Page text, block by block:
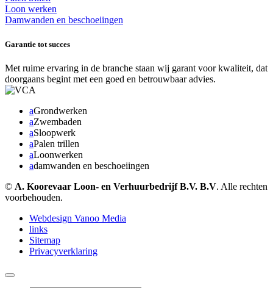
Loon werken
Damwanden en beschoeiingen
Garantie tot succes
Met ruime ervaring in de branche staan wij garant voor kwaliteit, dat
doorgaans begint met een goed en betrouwbaar advies.
aGrondwerken
aZwembaden
aSloopwerk
aPalen trillen
aLoonwerken
adamwanden en beschoeiingen
© A. Koorevaar Loon- en Verhuurbedrijf B.V. B.V. Alle rechten
voorbehouden.
Webdesign Vanoo Media
links
Sitemap
Privacyverklaring